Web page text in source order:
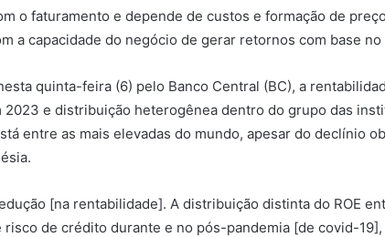
o faturamento e depende de custos e formação de
a capacidade do negócio de gerar retornos com base
quinta-feira (6) pelo Banco Central (BC), a
e distribuição heterogênea dentro do grupo das
entre as mais elevadas do mundo, apesar do declínio
[na rentabilidade]. A distribuição distinta do ROE
de crédito durante e no pós-pandemia [de covid-